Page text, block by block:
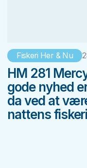
Fiskeri Her & Nu
HM 281
gode nyhed
da ved at
nattens